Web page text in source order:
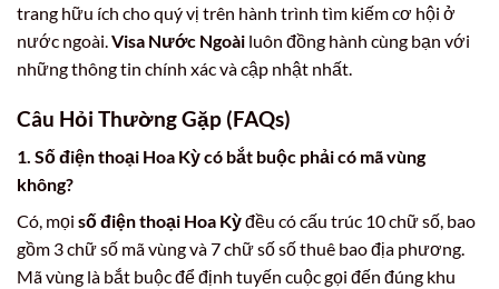
trang hữu ích cho quý vị trên hành trình tìm kiếm cơ hội ở
nước ngoài.Visa Nước Ngoài luôn đồng hành cùng bạn với
những thông tin chính xác và cập nhật nhất.
Câu Hỏi Thường Gặp (FAQs)
1. Số điện thoại Hoa Kỳ có bắt buộc phải có mã vùng
không?
Có, mọi số điện thoại Hoa Kỳđều có cấu trúc 10 chữ số, bao
gồm 3 chữ số mã vùng và 7 chữ số số thuê bao địa phương.
Mã vùng là bắt buộc để định tuyến cuộc gọi đến đúng khu